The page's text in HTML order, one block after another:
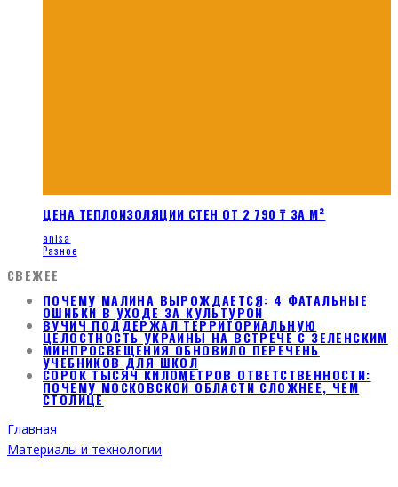
ЦЕНА ТЕПЛОИЗОЛЯЦИИ СТЕН ОТ 2 790 ₸ ЗА М²
anisa
Разное
СВЕЖЕЕ
ПОЧЕМУ МАЛИНА ВЫРОЖДАЕТСЯ: 4 ФАТАЛЬНЫЕ
ОШИБКИ В УХОДЕ ЗА КУЛЬТУРОЙ
ВУЧИЧ ПОДДЕРЖАЛ ТЕРРИТОРИАЛЬНУЮ
ЦЕЛОСТНОСТЬ УКРАИНЫ НА ВСТРЕЧЕ С ЗЕЛЕНСКИМ
МИНПРОСВЕЩЕНИЯ ОБНОВИЛО ПЕРЕЧЕНЬ
УЧЕБНИКОВ ДЛЯ ШКОЛ
СОРОК ТЫСЯЧ КИЛОМЕТРОВ ОТВЕТСТВЕННОСТИ:
ПОЧЕМУ МОСКОВСКОЙ ОБЛАСТИ СЛОЖНЕЕ, ЧЕМ
СТОЛИЦЕ
Главная
Материалы и технологии